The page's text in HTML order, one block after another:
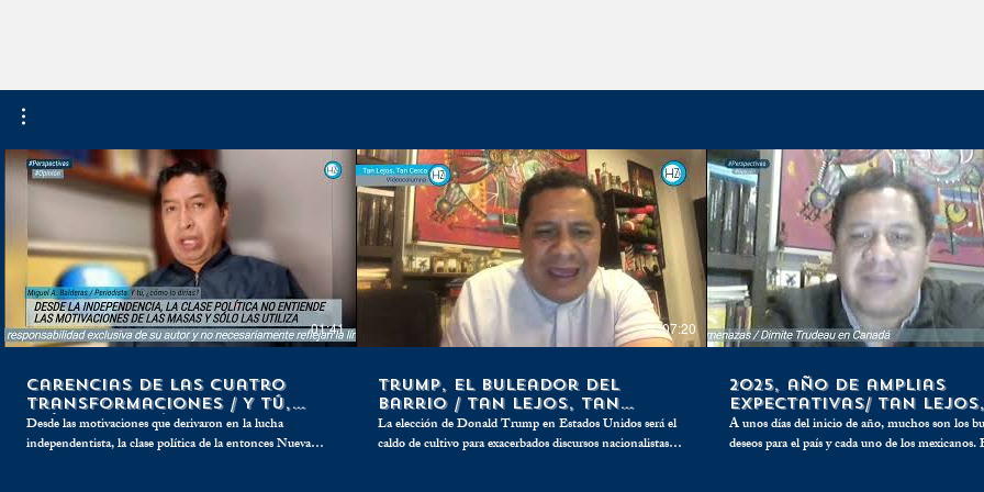
01:41
Carencias de las cuatro
transformaciones / Y tú,
¿cómo lo dirías?
Desde las motivaciones que derivaron en la lucha
independentista, la clase política de la entonces Nueva
07:20
Trump, el buleador del
barrio / Tan Lejos, Tan
Cerca
La elección de Donald Trump en Estados Unidos será el
caldo de cultivo para exacerbados discursos nacionalistas
2025, año de amplias
expectativas/ Tan
Cerca
A unos días del inicio de año, muchos son los
deseos para el país y cada uno de los mexicanos.